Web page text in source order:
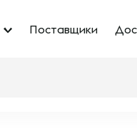
Поставщики